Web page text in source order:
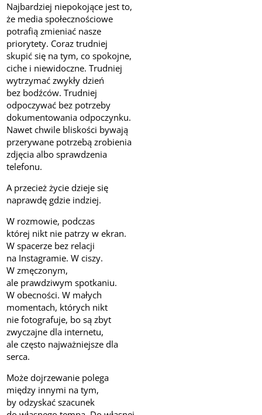
Najbardziej niepokojące jest to,
że media społecznościowe
potrafią zmieniać nasze
priorytety. Coraz trudniej
skupić się na tym, co spokojne,
ciche i niewidoczne. Trudniej
wytrzymać zwykły dzień
bez bodźców. Trudniej
odpoczywać bez potrzeby
dokumentowania odpoczynku.
Nawet chwile bliskości bywają
przerywane potrzebą zrobienia
zdjęcia albo sprawdzenia
telefonu.
A przecież życie dzieje się
naprawdę gdzie indziej.
W rozmowie, podczas
której nikt nie patrzy w ekran.
W spacerze bez relacji
na Instagramie. W ciszy.
W zmęczonym,
ale prawdziwym spotkaniu.
W obecności. W małych
momentach, których nikt
nie fotografuje, bo są zbyt
zwyczajne dla internetu,
ale często najważniejsze dla
serca.
Może dojrzewanie polega
między innymi na tym,
by odzyskać szacunek